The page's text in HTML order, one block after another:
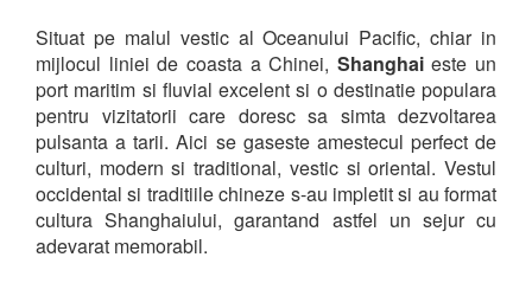
Situat pe malul vestic al Oceanului Pacific, chiar in
mijlocul liniei de coasta a Chinei, Shanghaieste un
port maritim si fluvial excelent si o destinatie populara
pentru vizitatorii care doresc sa simta dezvoltarea
pulsanta a tarii. Aici se gaseste amestecul perfect de
culturi, modern si traditional, vestic si oriental. Vestul
occidental si traditiile chineze s-au impletit si au format
cultura Shanghaiului, garantand astfel un sejur cu
adevarat memorabil.